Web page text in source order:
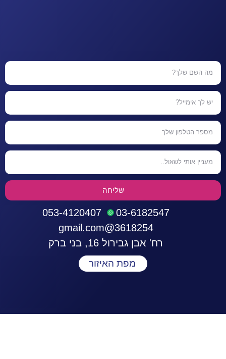
שליחה
03-6182547
053-4120407
3618254@gmail.com
רח' אבן גבירול 16, בני ברק
מפת האיזור